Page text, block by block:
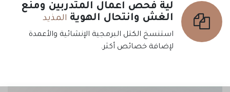
لية فحص أعمال المتدربين ومنع
الغش وانتحال الهوية المذيد
استنسخ الكتل البرمجية الإنشائية والأعمدة
لإضافة خصائص أكثر.